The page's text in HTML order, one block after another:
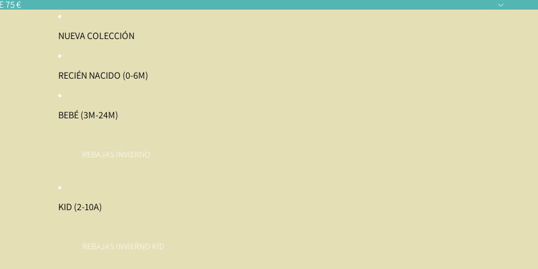
75 €
NUEVA COLECCIÓN
RECIÉN NACIDO (0-6M)
BEBÉ (3M-24M)
REBAJAS INVIERNO
KID (2-10A)
REBAJAS INVIERNO KID